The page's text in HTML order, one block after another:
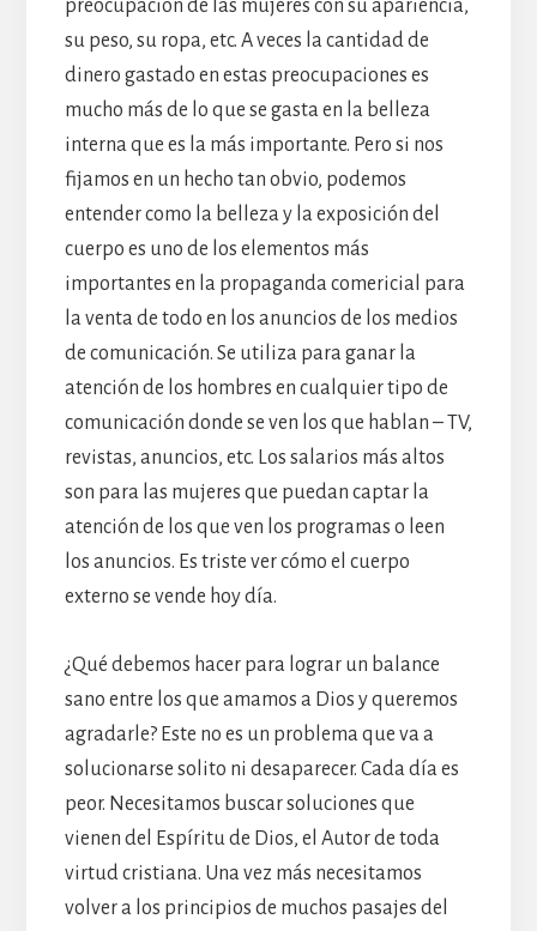
preocupación de las mujeres con su apariencia,
su peso, su ropa, etc. A veces la cantidad de
dinero gastado en estas preocupaciones es
mucho más de lo que se gasta en la belleza
interna que es la más importante. Pero si nos
fijamos en un hecho tan obvio, podemos
entender como la belleza y la exposición del
cuerpo es uno de los elementos más
importantes en la propaganda comericial para
la venta de todo en los anuncios de los medios
de comunicación. Se utiliza para ganar la
atención de los hombres en cualquier tipo de
comunicación donde se ven los que hablan – TV,
revistas, anuncios, etc. Los salarios más altos
son para las mujeres que puedan captar la
atención de los que ven los programas o leen
los anuncios. Es triste ver cómo el cuerpo
externo se vende hoy día.
¿Qué debemos hacer para lograr un balance
sano entre los que amamos a Dios y queremos
agradarle? Este no es un problema que va a
solucionarse solito ni desaparecer. Cada día es
peor. Necesitamos buscar soluciones que
vienen del Espíritu de Dios, el Autor de toda
virtud cristiana. Una vez más necesitamos
volver a los principios de muchos pasajes del